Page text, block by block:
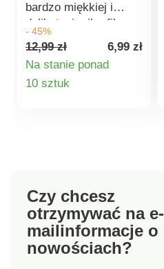
bardzo miękkiej i
delikatnej mikrofibry.
Można ją łatwo
zakładać, zdejmować i
prać. Mocowana do
mopa za pomocą
- 45%
12,99 zł
6,99 zł
Na stanie ponad
10 sztuk
Czy chcesz
otrzymywać na e-
mailinformacje o
nowościach?